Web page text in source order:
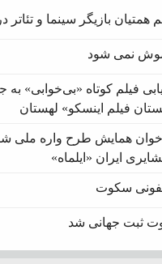
همتیان بازیگر سینما و
نمی شود
فیلم کوتاه «بی‌خوابی» به
فیلم اینسکو» لهستان
همایش طرح واره ملی
ایران «ایلماه»
سکوت
ثبت جهانی شد